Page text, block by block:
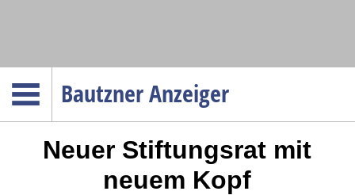
Bautzner Anzeiger
Menüpunkte
PolitikNeuer Stiftungsrat mit
neuem Kopf